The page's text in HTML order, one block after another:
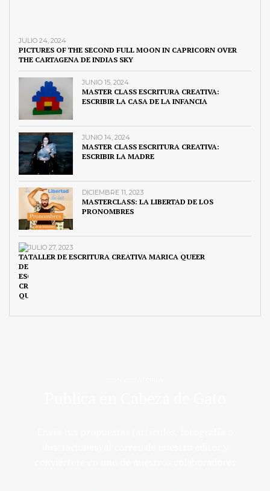
JULIO 24, 2024
PICTURES OF THE SECOND FULL MOON IN CAPRICORN OVER
THE CARTAGENA DE INDIAS SKY
JUNIO 15, 2024
MASTER CLASS ESCRITURA CREATIVA:
ESCRIBIR LA CASA DE LA INFANCIA
JUNIO 14, 2024
MASTER CLASS ESCRITURA CREATIVA:
ESCRIBIR LA MADRE
DICIEMBRE 11, 2023
MASTERCLASS: LA LIBERTAD DE LOS
PRONOMBRES
JULIO 27, 2023
TALLER DE ESCRITURA CREATIVA MARICA QUEER